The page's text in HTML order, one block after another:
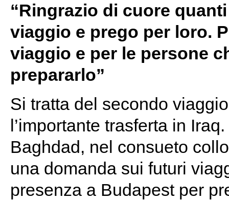
“Ringrazio di cuore
viaggio e prego per loro.
viaggio e per le persone
prepararlo”
Si tratta del secondo
l’importante trasferta in
Baghdad, nel consueto
una domanda sui futuri
presenza a Budapest per